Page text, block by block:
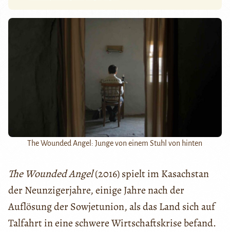
The Wounded Angel: Junge von einem Stuhl von hinten
The Wounded Angel(2016) spielt im Kasachstan
der Neunzigerjahre, einige Jahre nach der
Auflösung der Sowjetunion, als das Land sich auf
Talfahrt in eine schwere Wirtschaftskrise befand.